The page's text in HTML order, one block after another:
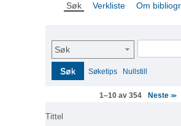
Søk Verkliste Om
Søk
Søk Søketips Nullstill
1–10 av 354 Neste >>
Tittel